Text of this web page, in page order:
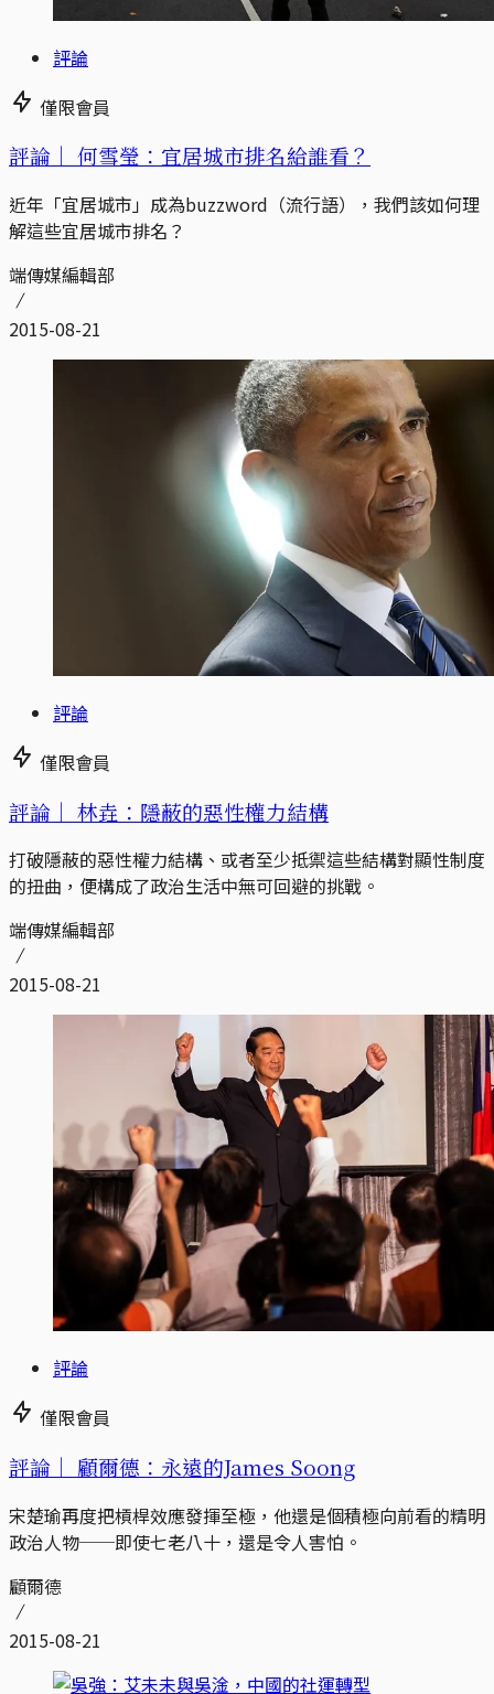
評論
僅限會員
評論｜ 何雪瑩：宜居城市排名給誰看？
近年「宜居城市」成為buzzword（流行語），我們該如何理
解這些宜居城市排名？
端傳媒編輯部
2015-08-21
評論
僅限會員
評論｜ 林垚：隱蔽的惡性權力結構
打破隱蔽的惡性權力結構、或者至少抵禦這些結構對顯性制度
的扭曲，便構成了政治生活中無可回避的挑戰。
端傳媒編輯部
2015-08-21
評論
僅限會員
評論｜ 顧爾德：永遠的James Soong
宋楚瑜再度把槓桿效應發揮至極，他還是個積極向前看的精明
政治人物──即使七老八十，還是令人害怕。
顧爾德
2015-08-21